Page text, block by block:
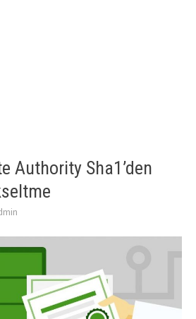
Authority Sha1’den